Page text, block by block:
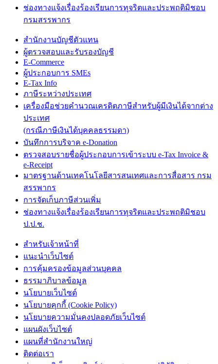
ช่องทางแจ้งเรื่องร้องเรียนการทุจริตและประพฤติมิชอบ
กรมสรรพากร
สำนักงานบัญชีตัวแทน
ผู้ตรวจสอบและรับรองบัญชี
E-Commerce
ผู้ประกอบการ SMEs
E-Tax Info
ภาษีระหว่างประเทศ
เครื่องมือช่วยคำนวณเครดิตภาษีสำหรับผู้มีเงินได้จากต่าง
ประเทศ
(กรณีภาษีเงินได้บุคคลธรรมดา)
บันทึกการบริจาค e-Donation
ตรวจสอบรายชื่อผู้ประกอบการเข้าระบบ e-Tax Invoice &
e-Receipt
มาตรฐานด้านเทคโนโลยีสารสนเทศและการสื่อสาร กรม
สรรพากร
การจัดเก็บภาษีส่วนเพิ่ม
ช่องทางแจ้งเรื่องร้องเรียนการทุจริตและประพฤติมิชอบ
ป.ป.ช.
สำหรับเจ้าหน้าที่
แนะนำเว็บไซต์
การคุ้มครองข้อมูลส่วนบุคคล
ธรรมาภิบาลข้อมูล
นโยบายเว็บไซต์
นโยบายคุกกี้ (Cookie Policy)
นโยบายความมั่นคงปลอดภัยเว็บไซต์
แผนผังเว็บไซต์
แผนที่สำนักงานใหญ่
ติดต่อเรา